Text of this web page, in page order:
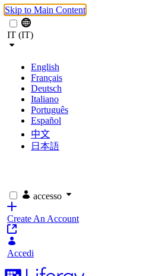
Skip to Main Content
IT (IT)
English
Français
Deutsch
Italiano
Português
Español
中文
日本語
accesso
Create An Account
Accedi